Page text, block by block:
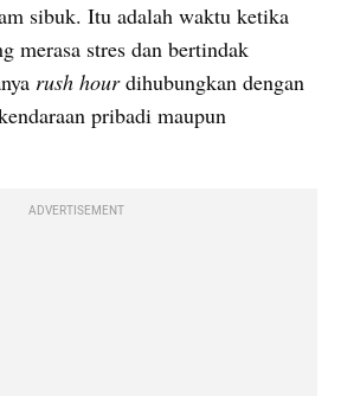
sibuk. Itu adalah waktu ketika
merasa stres dan bertindak
rush hour dihubungkan dengan
pribadi maupun
ADVERTISEMENT